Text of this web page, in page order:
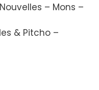
– Mons –
& Pitcho –